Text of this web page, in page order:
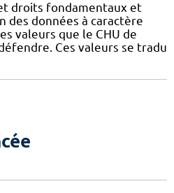
droits fondamentaux et
des données à caractère
valeurs que le CHU de
Ces valeurs se tradu